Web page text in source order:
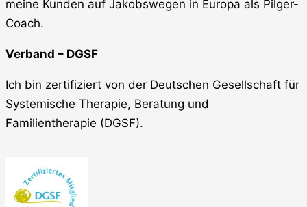
meine Kunden auf Jakobswegen in Europa als Pilger-
Coach.
Verband – DGSF
Ich bin zertifiziert von der Deutschen Gesellschaft für
Systemische Therapie, Beratung und
Familientherapie (DGSF).